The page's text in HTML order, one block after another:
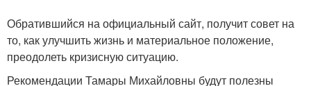
Обратившийся на официальный сайт, получит совет на
то, как улучшить жизнь и материальное положение,
преодолеть кризисную ситуацию.
Рекомендации Тамары Михайловны будут полезны